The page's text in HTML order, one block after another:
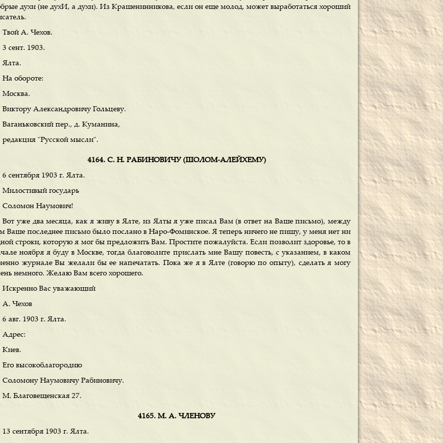
духи (не духИ, а духи). Из Крашенинникова, если он еще молод, может выработаться хороший
Твой А. Чехов.
3 сент. 1903.
Ялта.
На обороте:
Москва.
Виктору Александровичу Гольцеву.
Ваганьковский пер., д. Куманина,
редакция "Русской мысли".
4164. С. Н. РАБИНОВИЧУ (ШОЛОМ-АЛЕЙХЕМУ)
6 сентября 1903 г. Ялта.
Милостивый государь
Соломон Наумович!
Вот уже два месяца, как я живу в Ялте, из Ялты я уже писал Вам (в ответ на Ваше письмо), между
Ваше последнее письмо было послано в Наро-Фоминское. Я теперь ничего не пишу, у меня нет ни
строки, которую я мог бы предложить Вам. Простите пожалуйста. Если позволит здоровье, то в
ноября я буду в Москве, тогда благоволите прислать мне Вашу повесть, с указанием, в каком
журнале Вы желали бы ее напечатать. Пока же я в Ялте (говорю по опыту), сделать я могу
немного. Желаю Вам всего хорошего.
Искренно Вас уважающий
А. Чехов
6 авг. 1903 г. Ялта.
Адрес:
Киев.
Его высокоблагородию
Соломону Наумовичу Рабиновичу.
М. Благовещенская 27.
4165. М. А. ЧЛЕНОВУ
13 сентября 1903 г. Ялта.